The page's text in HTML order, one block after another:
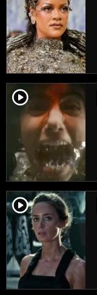
player2
player2